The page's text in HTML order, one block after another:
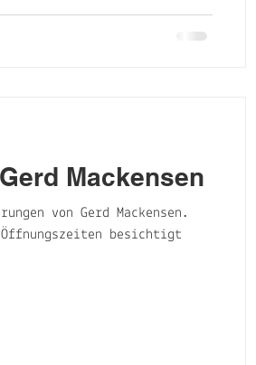
Mackensen
von Gerd Mackensen.
Öffnungszeiten besichtigt